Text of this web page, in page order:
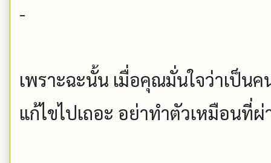
-
เพราะฉะนั้น เมื่อคุณมั่นใจว่าเป็น
แก้ไขไปเถอะ อย่าทำตัวเหมือนที่ผ่